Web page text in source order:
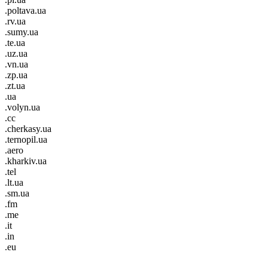
.poltava.ua
.rv.ua
.sumy.ua
.te.ua
.uz.ua
.vn.ua
.zp.ua
.zt.ua
.ua
.volyn.ua
.cc
.cherkasy.ua
.ternopil.ua
.aero
.kharkiv.ua
.tel
.lt.ua
.sm.ua
.fm
.me
.it
.in
.eu